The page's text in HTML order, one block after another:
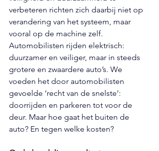
verbeteren richten zich daarbij niet op
verandering van het systeem, maar
vooral op de machine zelf.
Automobilisten rijden elektrisch:
duurzamer en veiliger, maar in steeds
grotere en zwaardere auto’s. We
voeden het door automobilisten
gevoelde ‘recht van de snelste’:
doorrijden en parkeren tot voor de
deur. Maar hoe gaat het buiten de
auto? En tegen welke kosten?